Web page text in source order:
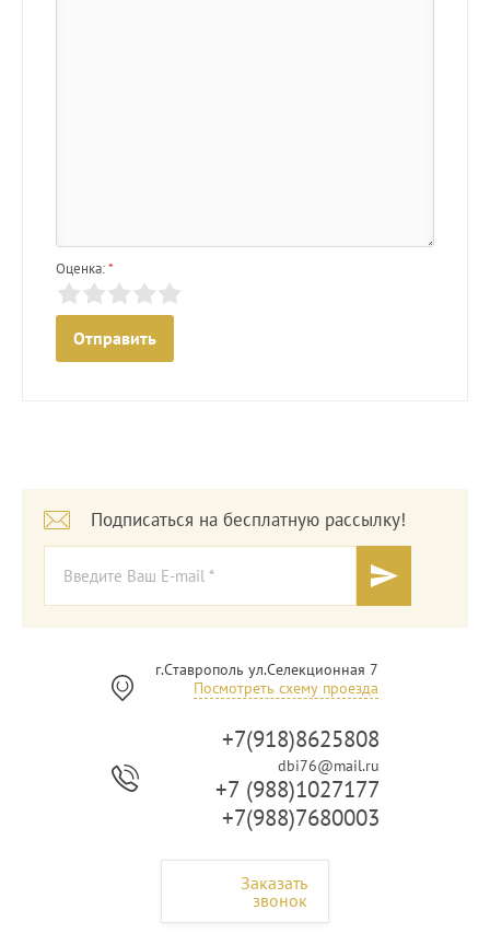
Оценка:*
Подписаться на бесплатную рассылку!
г.Ставрополь ул.Селекционная 7
Посмотреть схему проезда
+7(918)8625808
dbi76@mail.ru
+7 (988)1027177
+7(988)7680003
Заказать
звонок